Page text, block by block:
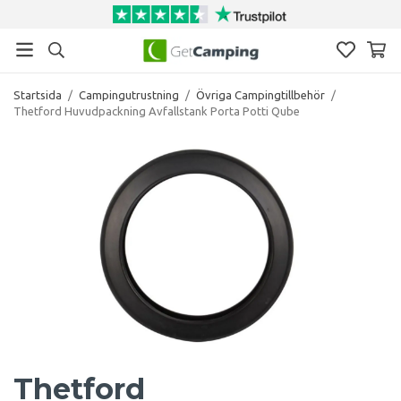
Startsida / Campingutrustning / Övriga Campingtillbehör /
Thetford Huvudpackning Avfallstank Porta Potti Qube
Thetford